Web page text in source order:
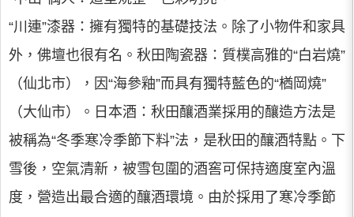
“川連”漆器：擁有獨特的基礎技法。除了小物件和家具
外，佛壇也很有名。秋田陶瓷器：質樸高雅的“白岩燒”
（仙北市），因“海參釉”而具有獨特藍色的“楢岡燒”
（大仙市）。日本酒：秋田釀酒業採用的釀造方法是
被稱為“冬季寒冷季節下料”法，是秋田的釀酒特點。下
雪後，空氣清新，被雪包圍的酒窖可保持適度室內溫
度，營造出最合適的釀酒環境。由於採用了寒冷季節